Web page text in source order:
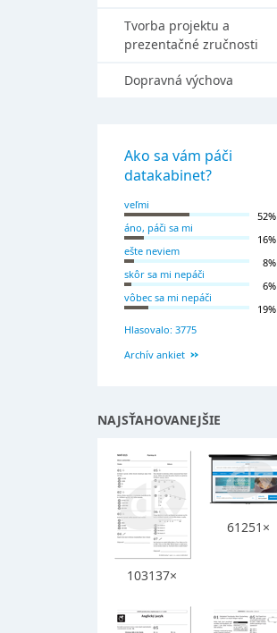
Tvorba projektu a
prezentačné zručnosti
Dopravná výchova
Ako sa vám páči
datakabinet?
veľmi
52%
áno, páči sa mi
16%
ešte neviem
8%
skôr sa mi nepáči
6%
vôbec sa mi nepáči
19%
Hlasovalo: 3775
Archív ankiet
NAJSŤAHOVANEJŠIE
103137×
61251×